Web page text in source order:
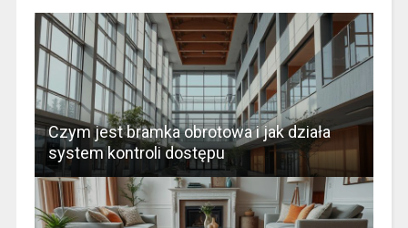
Czym jest bramka obrotowa i jak działa
system kontroli dostępu